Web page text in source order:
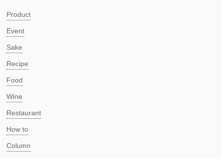
Product
Event
Sake
Recipe
Food
Wine
Restaurant
How to
Column